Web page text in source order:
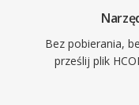
Bez pobierania,
prześlij plik